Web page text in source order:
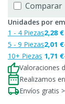
Comparar
Unidades por
1 - 4 Piezas
5 - 9 Piezas
10+ Piezas
2,28 €
2,01 €
1,71 €
Valoraciones
Realizamos
Envíos gratis